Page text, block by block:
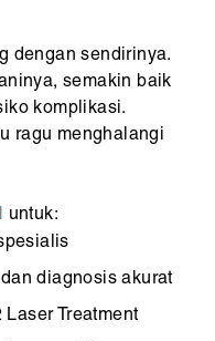
dengan sendirinya.
semakin baik
komplikasi.
ragu menghalangi
untuk:
diagnosis akurat
Treatment